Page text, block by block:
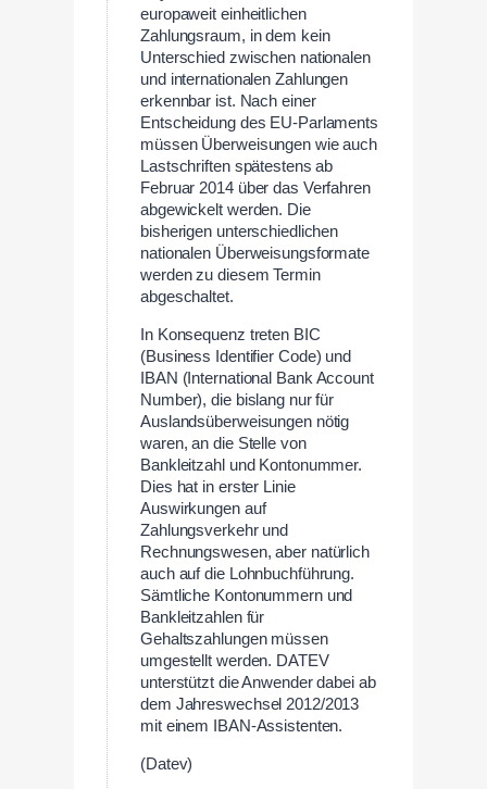
europaweit einheitlichen
Zahlungsraum, in dem kein
Unterschied zwischen nationalen
und internationalen Zahlungen
erkennbar ist. Nach einer
Entscheidung des EU-Parlaments
müssen Überweisungen wie auch
Lastschriften spätestens ab
Februar 2014 über das Verfahren
abgewickelt werden. Die
bisherigen unterschiedlichen
nationalen Überweisungsformate
werden zu diesem Termin
abgeschaltet.
In Konsequenz treten BIC
(Business Identifier Code) und
IBAN (International Bank Account
Number), die bislang nur für
Auslandsüberweisungen nötig
waren, an die Stelle von
Bankleitzahl und Kontonummer.
Dies hat in erster Linie
Auswirkungen auf
Zahlungsverkehr und
Rechnungswesen, aber natürlich
auch auf die Lohnbuchführung.
Sämtliche Kontonummern und
Bankleitzahlen für
Gehaltszahlungen müssen
umgestellt werden. DATEV
unterstützt die Anwender dabei ab
dem Jahreswechsel 2012/2013
mit einem IBAN-Assistenten.
(Datev)